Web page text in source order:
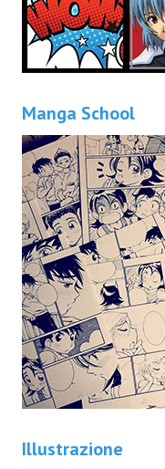
Manga School
Illustrazione